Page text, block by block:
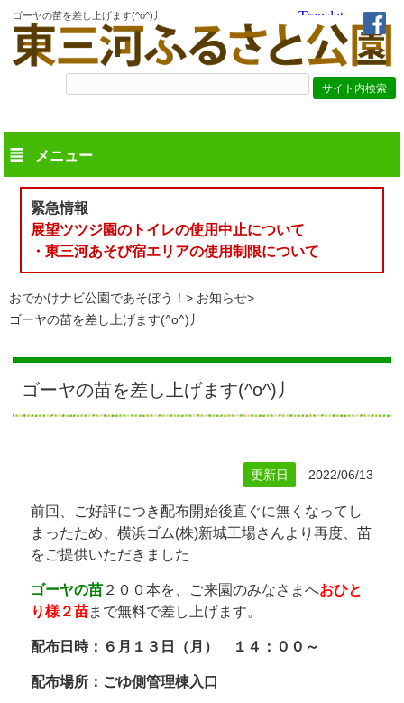
ゴーヤの苗を差し上げます(^o^)丿
メニュー
緊急情報
展望ツツジ園のトイレの使用中止について
・東三河あそび宿エリアの使用制限について
おでかけナビ公園であそぼう！
お知らせ
ゴーヤの苗を差し上げます(^o^)丿
ゴーヤの苗を差し上げます(^o^)丿
更新日 2022/06/13
前回、ご好評につき配布開始後直ぐに無くなってし
まったため、横浜ゴム(株)新城工場さんより再度、苗
をご提供いただきました
ゴーヤの苗 ２００本を、ご来園のみなさまへおひと
り様２苗まで無料で差し上げます。
配布日時：６月１３日（月） １４：００～
配布場所：ごゆ側管理棟入口